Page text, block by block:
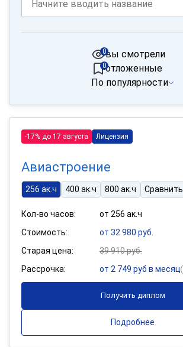
вы смотрели
0
отложенные
0
По популярности
-17% до 17 августа Лицензия
Авиастроение
256 ак.ч 400 ак.ч 800 ак.ч Сравнить
Кол-во часов:
от 256 ак.ч
Стоимость:
от 32 980 руб.
Старая цена:
39 910 руб.
Рассрочка:
от 2 749 руб в месяц
Получить диплом
Подробнее